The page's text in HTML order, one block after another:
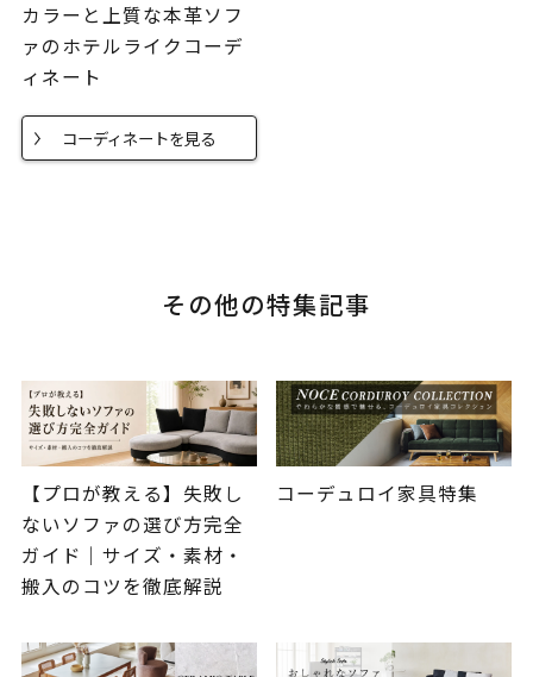
カラーと上質な本革ソフ
ァのホテルライクコーデ
ィネート
コーディネートを見る
その他の特集記事
【プロが教える】失敗し
ないソファの選び方完全
ガイド｜サイズ・素材・
搬入のコツを徹底解説
コーデュロイ家具特集